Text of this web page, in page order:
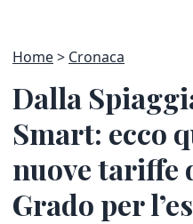
Home Cronaca
Dalla
Smart: ecco
nuove tariffe
Grado per